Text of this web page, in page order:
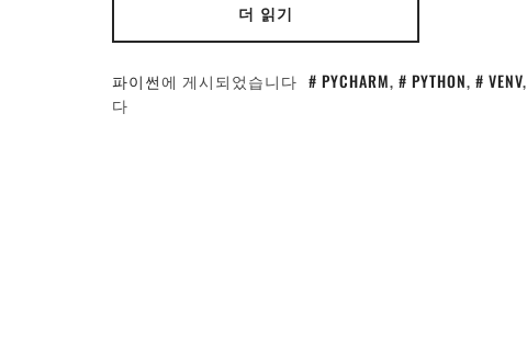
더 읽기
파이썬에 게시되었습니다 PYCHARM, PYTHON, VENV,
다